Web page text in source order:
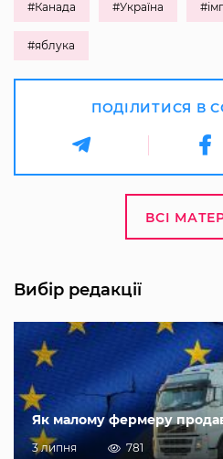
#Канада #Україна
#яблука
ПОДІЛИТИСЯ В
ВСІ
Вибір редакції
Як малому фермеру
3 липня 781